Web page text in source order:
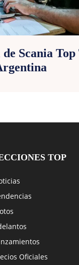
Scania Top
TOP
Oficiales